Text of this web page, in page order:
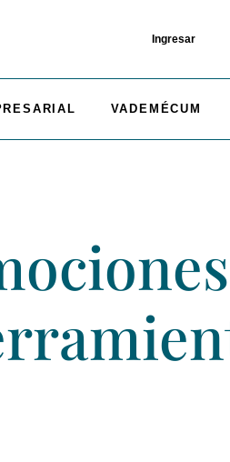
Ingresar
VADEMÉCUM